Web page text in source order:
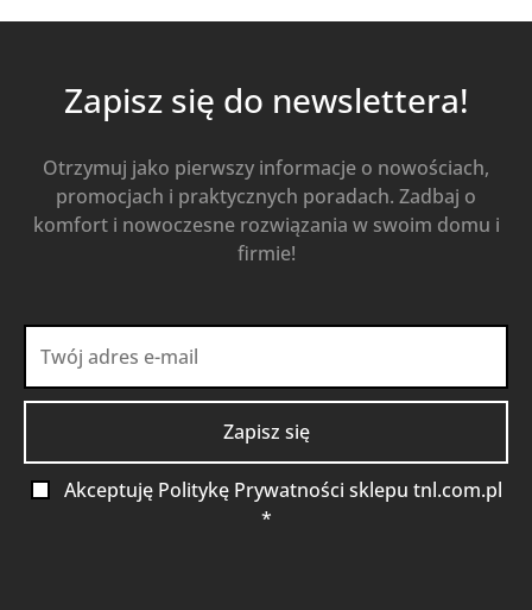
Zapisz się do newslettera!
Otrzymuj jako pierwszy informacje o nowościach,
promocjach i praktycznych poradach. Zadbaj o
komfort i nowoczesne rozwiązania w swoim domu i
firmie!
Akceptuję Politykę Prywatności sklepu tnl.com.pl
*